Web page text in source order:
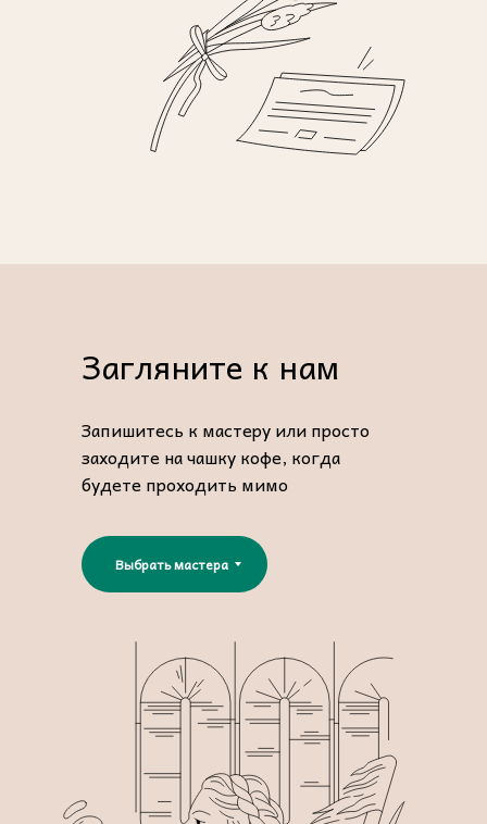
Загляните к нам
Запишитесь к мастеру или просто
заходите на чашку кофе, когда
будете проходить мимо
Выбрать мастера